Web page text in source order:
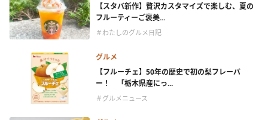
【スタバ新作】贅沢カスタマイズで楽しむ、夏の
フルーティーご褒美...
＃わたしのグルメ日記
グルメ
【フルーチェ】50年の歴史で初の梨フレーバ
ー！ 「栃木県産にっ...
＃グルメニュース